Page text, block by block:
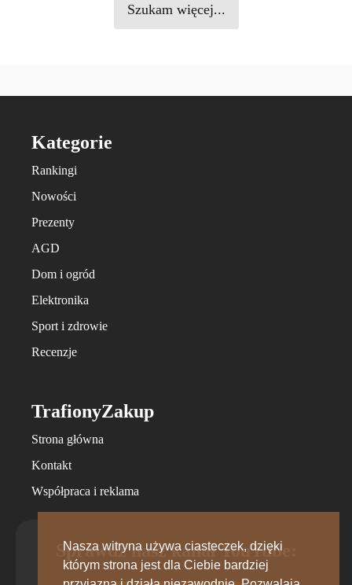
Szukam więcej...
Kategorie
Rankingi
Nowości
Prezenty
AGD
Dom i ogród
Elektronika
Sport i zdrowie
Recenzje
TrafionyZakup
Strona główna
Kontakt
Współpraca i reklama
Sprawdź nasz kanał YouTube:
Nasza witryna używa ciasteczek, dzięki
którym strona jest dla Ciebie bardziej